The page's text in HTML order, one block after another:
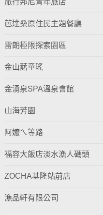
旅行邦尼青年旅店
芭達桑原住民主題餐廳
雷朗極限探索園區
金山藷童瑤
金湧泉SPA溫泉會館
山海芳園
阿嬤ㄟ等路
福容大飯店淡水漁人碼頭
ZOCHA基隆站前店
漁品軒有限公司